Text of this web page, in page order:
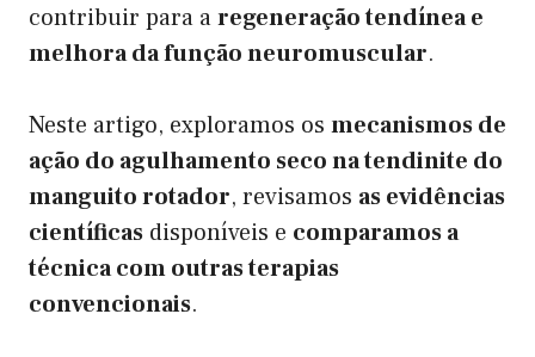
contribuir para aregeneração tendínea e
melhora da função neuromuscular.
Neste artigo, exploramos os mecanismos de
ação do agulhamento seco na tendinite do
manguito rotador, revisamos as evidências
científicas disponíveis e comparamos a
técnica com outras terapias
convencionais.